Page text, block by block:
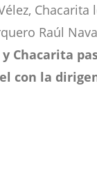
Raúl
Chacarita
con la